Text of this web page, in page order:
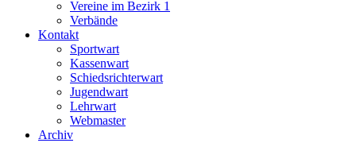
Vereine im Bezirk 1
Verbände
Kontakt
Sportwart
Kassenwart
Schiedsrichterwart
Jugendwart
Lehrwart
Webmaster
Archiv